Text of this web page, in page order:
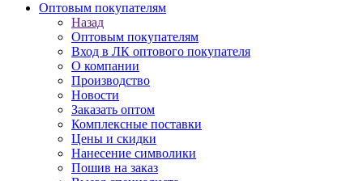
Оптовым покупателям
Назад
Оптовым покупателям
Вход в ЛК оптового покупателя
О компании
Производство
Новости
Заказать оптом
Комплексные поставки
Цены и скидки
Нанесение символики
Пошив на заказ